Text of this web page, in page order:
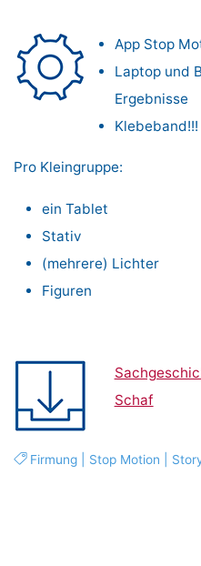
App Stop
Laptop und
Ergebnisse
Klebeband!!!
Pro Kleingruppe:
ein Tablet
Stativ
(mehrere) Lichter
Figuren
Schaf
Firmung Stop Motion